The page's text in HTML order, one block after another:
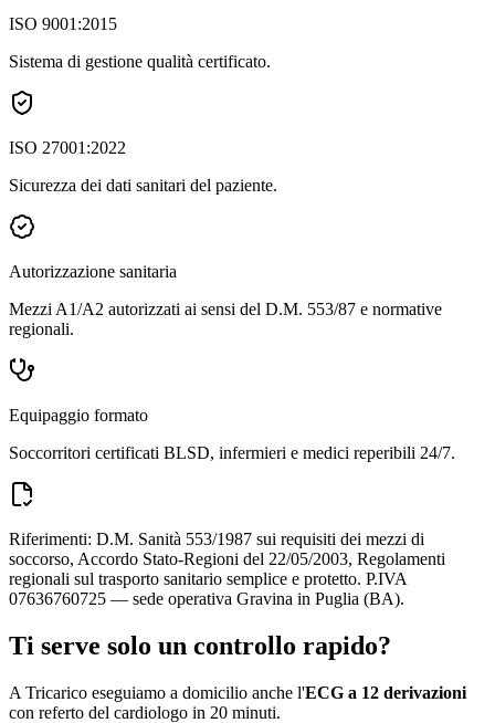
ISO 9001:2015
Sistema di gestione qualità certificato.
ISO 27001:2022
Sicurezza dei dati sanitari del paziente.
Autorizzazione sanitaria
Mezzi A1/A2 autorizzati ai sensi del D.M. 553/87 e normative
regionali.
Equipaggio formato
Soccorritori certificati BLSD, infermieri e medici reperibili 24/7.
Riferimenti: D.M. Sanità 553/1987 sui requisiti dei mezzi di
soccorso, Accordo Stato-Regioni del 22/05/2003, Regolamenti
regionali sul trasporto sanitario semplice e protetto. P.IVA
07636760725 — sede operativa Gravina in Puglia (BA).
Ti serve solo un controllo rapido?
A Tricarico eseguiamo a domicilio anche l'ECG a 12 derivazioni
con referto del cardiologo in 20 minuti.